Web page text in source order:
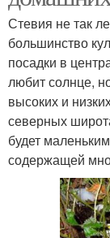
Стевия не так
большинство
посадки в
любит солнце,
высоких и
северных
будет
содержащей